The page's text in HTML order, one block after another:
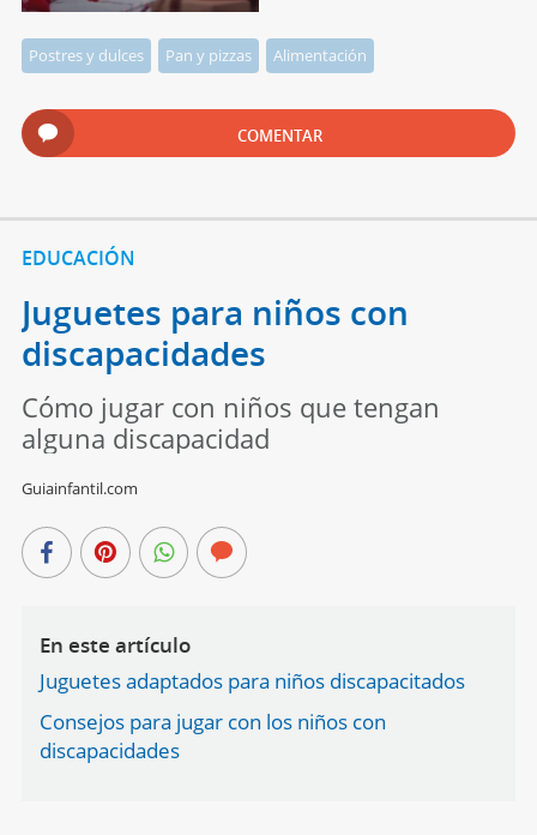
Postres y dulces Pan y pizzas Alimentación
COMENTAR
EDUCACIÓN
Juguetes para niños con
discapacidades
Cómo jugar con niños que tengan
alguna discapacidad
Guiainfantil.com
En este artículo
Juguetes adaptados para niños discapacitados
Consejos para jugar con los niños con
discapacidades